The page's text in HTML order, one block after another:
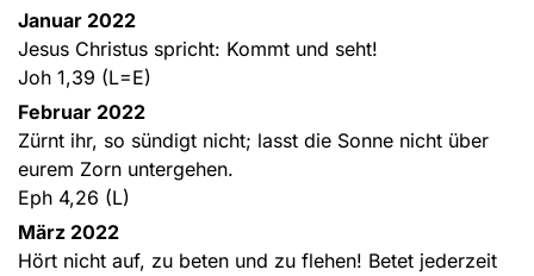
Januar 2022
Jesus Christus spricht: Kommt und seht!
Joh 1,39 (L=E)
Februar 2022
Zürnt ihr, so sündigt nicht; lasst die Sonne nicht über
eurem Zorn untergehen.
Eph 4,26 (L)
März 2022
Hört nicht auf, zu beten und zu flehen! Betet jederzeit